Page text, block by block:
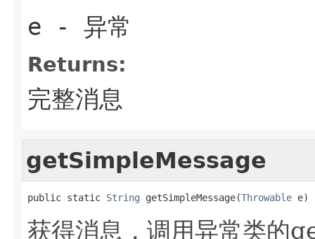
e - 异常
Returns:
完整消息
getSimpleMessage
public static String getSimpleMessage(Throwable e)
获得消息，调用异常类的